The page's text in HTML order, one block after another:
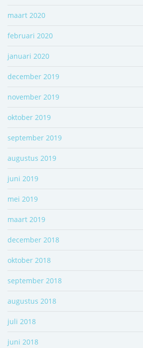
maart 2020
februari 2020
januari 2020
december 2019
november 2019
oktober 2019
september 2019
augustus 2019
juni 2019
mei 2019
maart 2019
december 2018
oktober 2018
september 2018
augustus 2018
juli 2018
juni 2018